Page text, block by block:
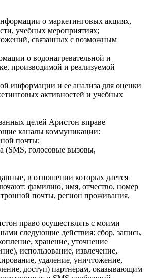
о маркетинговых акциях,
учебных мероприятиях;
связанных с возможным
о водонагревательной и
производимой и реализуемой
информации и ее анализа для оценки
активностей и учебных
целей Аристон вправе
каналы коммуникации:
почты;
(SMS, голосовые вызовы,
в отношении которых дается
фамилию, имя, отчество, номер
почты, регион проживания,
право осуществлять с моими
следующие действия: сбор, запись,
хранение, уточнение
использование, извлечение,
удаление, уничтожение,
доступ) партнерам, оказывающим